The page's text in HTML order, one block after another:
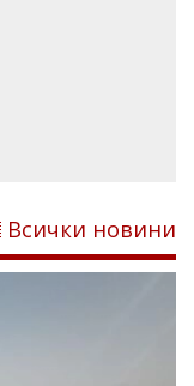
Всички новини